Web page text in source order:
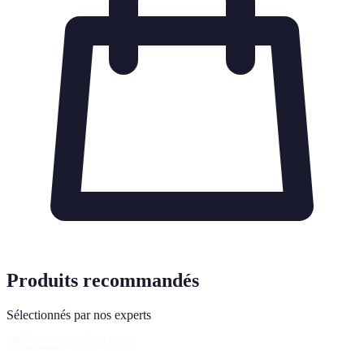
Produits recommandés
Sélectionnés par nos experts